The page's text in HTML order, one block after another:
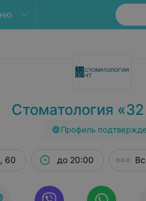
Стоматология
Профиль
60 до 20:00